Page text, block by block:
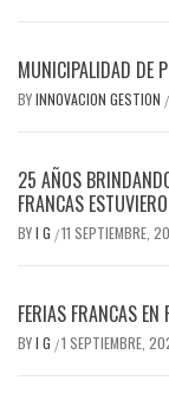
MUNICIPALIDAD DE
BYINNOVACION GESTION /
25 AÑOS
FRANCAS
BYI G /11 SEPTIEMBRE,
FERIAS FRANCAS EN
BYI G /1 SEPTIEMBRE,